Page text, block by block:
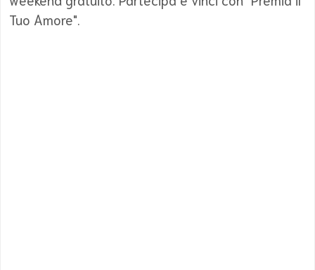
Tuo Amore".